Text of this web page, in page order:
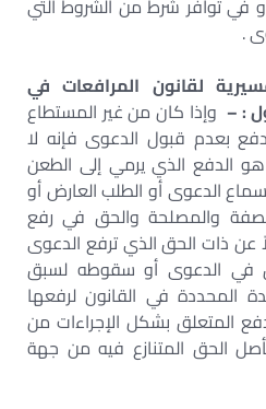
في توافر شرط من الشروط التي
.
لقانون المرافعات في
: –وإذا كان من غير المستطاع
بعدم قبول الدعوى فإنه لا
الدفع الذي يرمي إلى الطعن
الدعوى أو الطلب العارض أو
والمصلحة والحق في رفع
عن ذات الحق الذي ترفع الدعوى
في الدعوى أو سقوطه لسبق
المحددة في القانون لرفعها
المتعلق بشكل الإجراءات من
الحق المتنازع فيه من جهة